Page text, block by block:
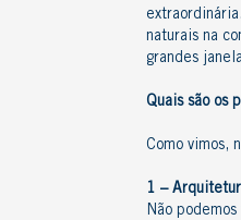
naturais na
grandes
Quais são os
Como vimos,
1 –
Não